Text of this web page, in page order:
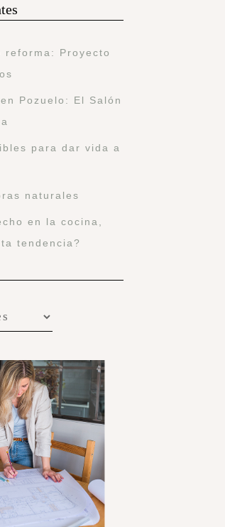
reforma: Proyecto
Pozuelo: El Salón
para dar vida a
naturales
en la cocina,
tendencia?